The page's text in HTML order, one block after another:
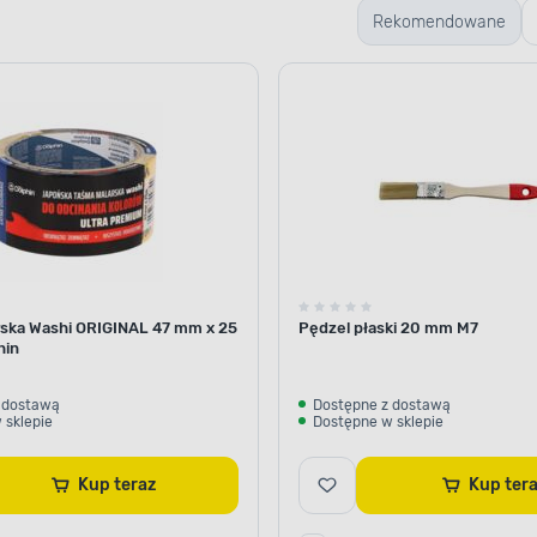
PRZED KOROZJĄ
się rdzy. Za jej
w wyglądzie
Rekomendowane
Washi ORIGINAL 47 mm x 25
sklepie
Kup teraz
Pędzel płaski 20 mm M7
Dostępne z dostawą
Dostępne w sklepie
Kup